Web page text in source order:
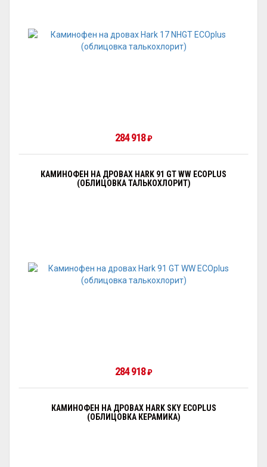
284 918₽
КАМИНОФЕН НА ДРОВАХ HARK 91 GT WW ECOPLUS
(ОБЛИЦОВКА ТАЛЬКОХЛОРИТ)
284 918₽
КАМИНОФЕН НА ДРОВАХ HARK SKY ECOPLUS
(ОБЛИЦОВКА КЕРАМИКА)